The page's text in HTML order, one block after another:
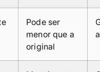
Pode ser
menor que a
original